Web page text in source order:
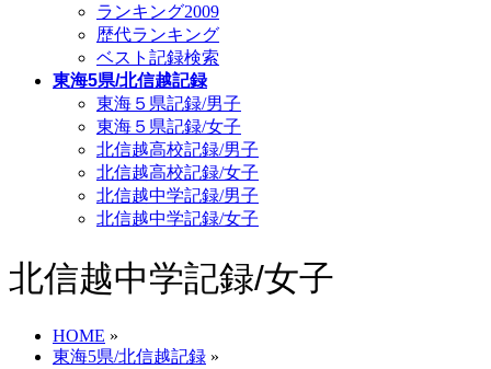
ランキング2009
歴代ランキング
ベスト記録検索
東海5県/北信越記録
東海５県記録/男子
東海５県記録/女子
北信越高校記録/男子
北信越高校記録/女子
北信越中学記録/男子
北信越中学記録/女子
北信越中学記録/女子
HOME »
東海5県/北信越記録 »